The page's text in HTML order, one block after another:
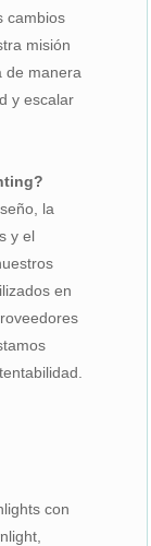
cambios
misión
de manera
y escalar
la
y el
en
con